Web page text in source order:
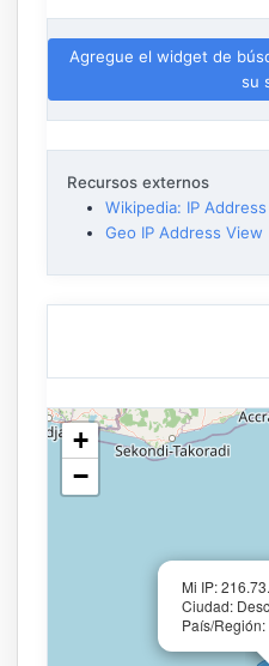
Agregue el widget de
su
Recursos externos
Wikipedia: IP Address
Geo IP Address View
Mi IP:
Ciudad:
País/
+
−